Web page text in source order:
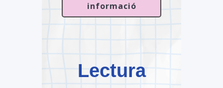
informació
Lectura